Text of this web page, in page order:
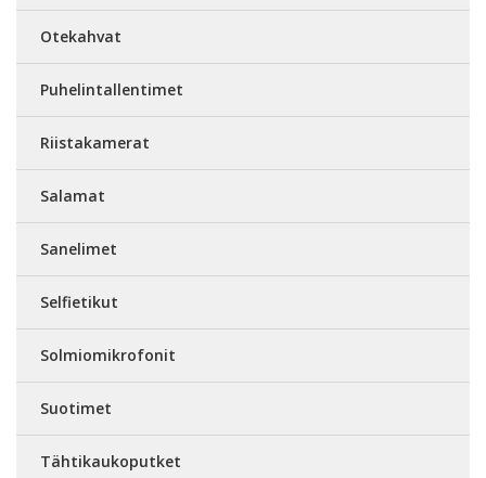
Otekahvat
Puhelintallentimet
Riistakamerat
Salamat
Sanelimet
Selfietikut
Solmiomikrofonit
Suotimet
Tähtikaukoputket